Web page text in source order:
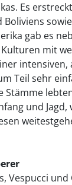
Es
gab es
mit
Teil sehr
Stämme
und
Vespucci